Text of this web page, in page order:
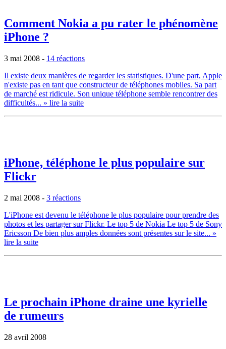
Comment Nokia a pu rater le phénomène
iPhone ?
3 mai 2008 - 14 réactions
Il existe deux manières de regarder les statistiques. D'une part, Apple
n'existe pas en tant que constructeur de téléphones mobiles. Sa part
de marché est ridicule. Son unique téléphone semble rencontrer des
difficultés... » lire la suite
iPhone, téléphone le plus populaire sur
Flickr
2 mai 2008 - 3 réactions
L'iPhone est devenu le téléphone le plus populaire pour prendre des
photos et les partager sur Flickr. Le top 5 de Nokia Le top 5 de Sony
Ericsson De bien plus amples données sont présentes sur le site... »
lire la suite
Le prochain iPhone draine une kyrielle
de rumeurs
28 avril 2008